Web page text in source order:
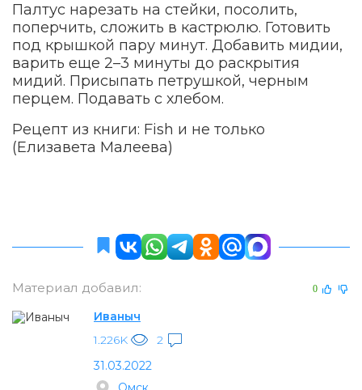
Палтус нарезать на стейки, посолить,
поперчить, сложить в кастрюлю. Готовить
под крышкой пару минут. Добавить мидии,
варить еще 2–3 минуты до раскрытия
мидий. Присыпать петрушкой, черным
перцем. Подавать с хлебом.
Рецепт из книги: Fish и не только
(Елизавета Малеева)
Материал добавил: 0
Иваныч
1.226K
2
31.03.2022